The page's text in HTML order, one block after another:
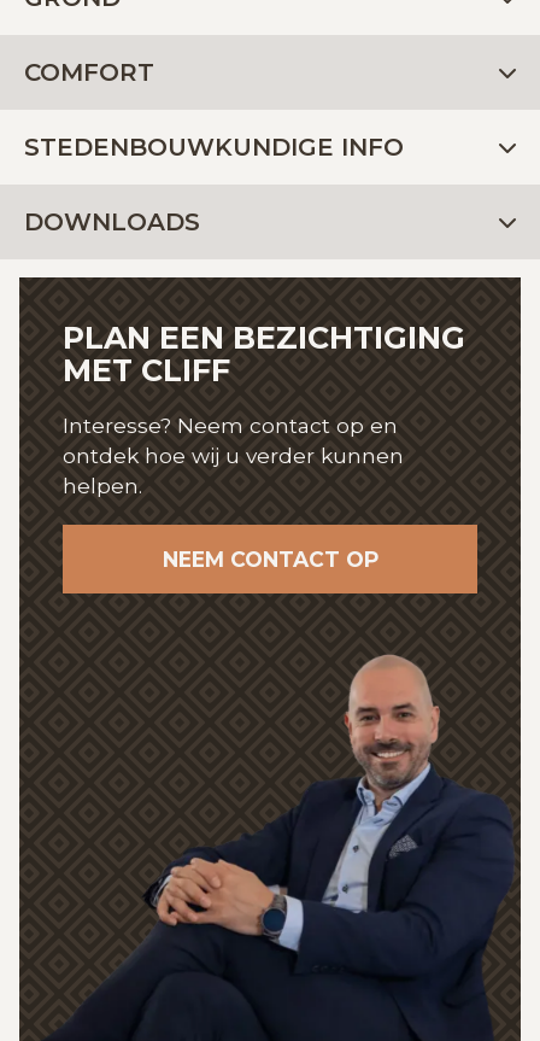
COMFORT
STEDENBOUWKUNDIGE INFO
DOWNLOADS
PLAN EEN BEZICHTIGING
MET CLIFF
Interesse? Neem contact op en
ontdek hoe wij u verder kunnen
helpen.
NEEM CONTACT OP